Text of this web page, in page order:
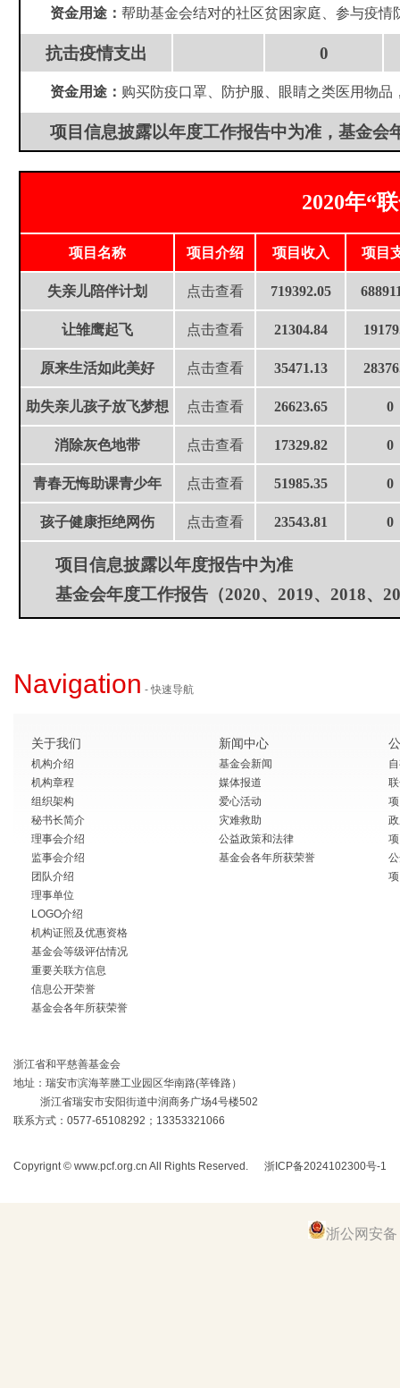
资金用途：帮助基金会结对的社区贫困家庭、参与疫
抗击疫情支出 0
资金用途： 购买防疫口罩、防护服、眼睛之类医用物品
项目信息披露以年度工作报告中为准，基金会
2020年“
项目名称 项目介绍 项目收入 项目
失亲儿陪伴计划 点击查看 719392.05
让雏鹰起飞 点击查看 21304.84
原来生活如此美好 点击查看 35471.13
助失亲儿孩子放飞梦想 点击查看 26623.65 0
消除灰色地带 点击查看 17329.82 0
青春无悔助课青少年 点击查看 51985.35 0
孩子健康拒绝网伤 点击查看 23543.81 0
项目信息披露以年度报告中为准
基金会年度工作报告（2020、 2019、 2018、
Navigation - 快速导航
关于我们
机构介绍
机构章程
组织架构
秘书长简介
理事会介绍
监事会介绍
团队介绍
理事单位
LOGO介绍
机构证照及优惠资格
基金会等级评估情况
重要关联方信息
信息公开荣誉
基金会各年所获荣誉
新闻中心
基金会新闻
媒体报道
爱心活动
灾难救助
公益政策和法律
基金会各年所获荣誉
浙江省和平慈善基金会
地址：瑞安市滨海莘塍工业园区华南路(莘锋路）
浙江省瑞安市安阳街道中润商务广场4号楼502
联系方式：0577-65108292；13353321066
Copyrignt © www.pcf.org.cn All Rights Reserved. 浙ICP备2024102300号-1
浙公网安备